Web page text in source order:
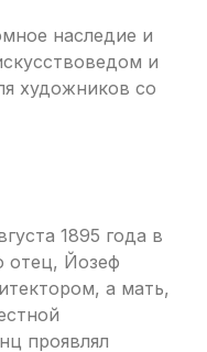
наследие и
и
художников со
1895 года в
отец, Йозеф
а мать,
проявлял